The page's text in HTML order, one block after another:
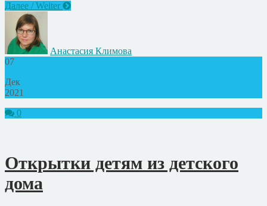
Далее / Weiter
Анастасия Климова
07
Дек
2021
0
Открытки детям из детского
дома